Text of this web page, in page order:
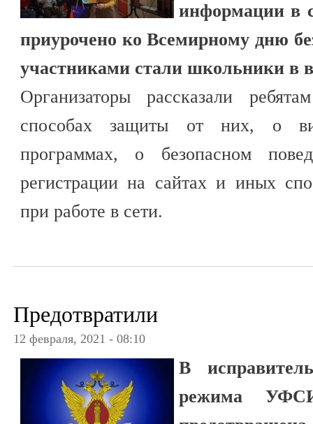
информации в
приурочено ко Всемирному дню
участниками стали школьники в
Организаторы рассказали
способах защиты от них, о
программах, о безопасном
регистрации на сайтах и иных
при работе в сети.
Предотвратили
12 февраля, 2021 - 08:10
В
режима